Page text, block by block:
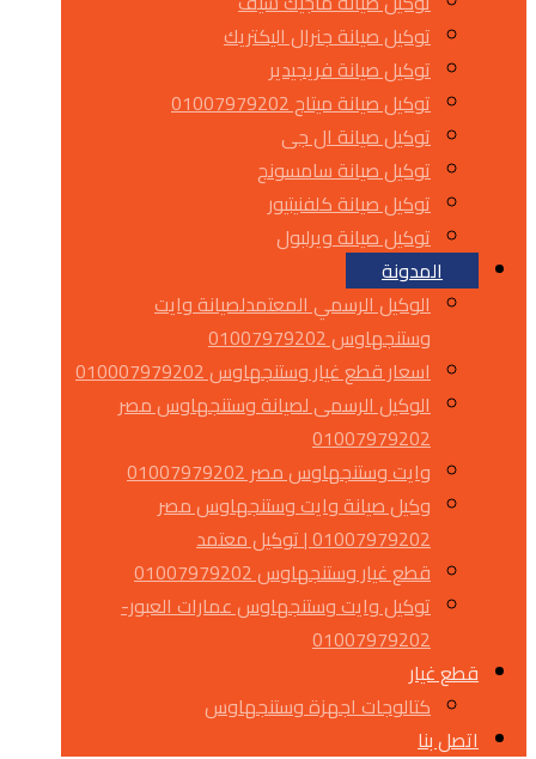
توكيل صيانة جنرال اليكتريك
توكيل صيانة فريجيدير
توكيل صيانة ميتاج 01007979202
توكيل صيانة ال جى
توكيل صيانة سامسونج
توكيل صيانة كلفنيتيور
توكيل صيانة ويرلبول
المدونة
الوكيل الرسمي المعتمدلصيانة وايت
وستنجهاوس 01007979202
اسعار قطع غيار وستنجهاوس 010007979202
الوكيل الرسمى لصيانة وستنجهاوس مصر
01007979202
وايت وستنجهاوس مصر 01007979202
وكيل صيانة وايت وستنجهاوس مصر
01007979202 | توكيل معتمد
قطع غيار وستنجهاوس 01007979202
توكيل وايت وستنجهاوس عمارات العبور-
01007979202
قطع غيار
كتالوجات اجهزة وستنجهاوس
اتصل بنا